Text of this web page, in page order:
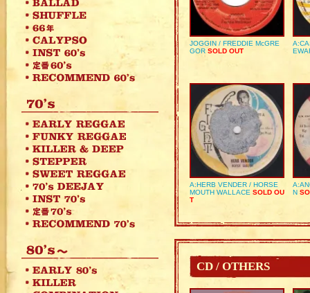
JOGGIN / FREDDIE McGRE
GOR SOLD OUT
A:HERB VENDER / HORSE
MOUTH WALLACE SOLD OU
T
N
CD / OTHERS